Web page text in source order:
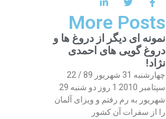
More Posts
نمونه ای دیگر از دروغ ها و
دروغ گویی های احمدی
نژاد!
چهارشنبه 31 شهریور 89 / 22
سپتامبر 2010 1 روز دو شنبه 29
شهریور به رم رفتم و ویزای آلمان
را از سفرات آن کشور